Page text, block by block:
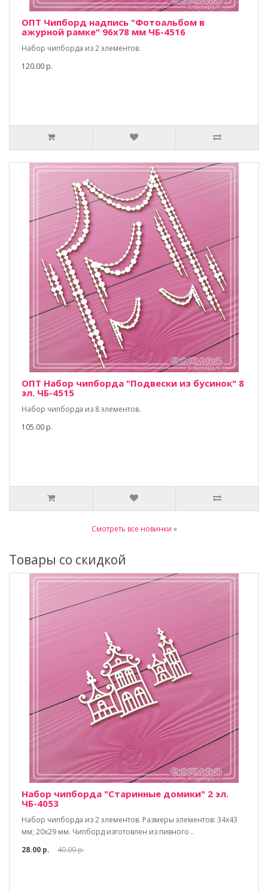
ОПТ Чипборд надпись "Фотоальбом в
ажурной рамке" 96х78 мм ЧБ-4516
Набор чипборда из 2 элементов.
120.00 р.
ОПТ Набор чипборда "Подвески из бусинок" 8
эл. ЧБ-4515
Набор чипборда из 8 элементов.
105.00 р.
Смотреть все новинки »
Товары со скидкой
Набор чипборда "Старинные домики" 2 эл.
ЧБ-4053
Набор чипборда из 2 элементов. Размеры элементов: 34х43
мм; 20х29 мм. Чипборд изготовлен из пивного ..
28.00 р.
40.00 р.